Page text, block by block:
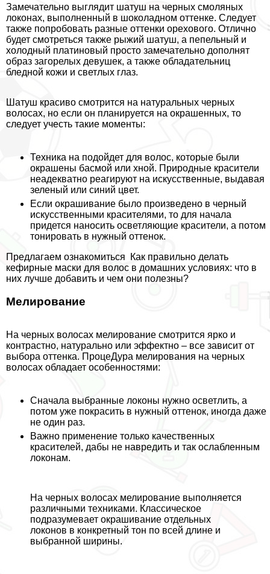
Замечательно выглядит шатуш на черных смоляных
локонах, выполненный в шоколадном оттенке. Следует
также попробовать разные оттенки орехового. Отлично
будет смотреться также рыжий шатуш, а пепельный и
холодный платиновый просто замечательно дополнят
образ загорелых дeвyшек, а также обладательниц
бледной кожи и светлых глаз.
Шатуш красиво смотрится на натуральных черных
волосах, но если он планируется на окрашенных, то
следует учесть такие моменты:
Техника на подойдет для волос, которые были
окрашены басмой или хной. Природные красители
неадекватно реагируют на искусственные, выдавая
зеленый или синий цвет.
Если окрашивание было произведено в черный
искусственными красителями, то для начала
придется наносить осветляющие красители, а потом
тонировать в нужный оттенок.
Предлагаем ознакомиться
Как правильно делать
кефирные маски для волос в домашних условиях: что в
них лучше добавить и чем они полезны?
Мелирование
На черных волосах мелирование смотрится ярко и
контрастно, натурально или эффектно – все зависит от
выбора оттенка. ПроцеДypa мелирования на черных
волосах обладает особенностями:
Сначала выбранные локоны нужно осветлить, а
потом уже покрасить в нужный оттенок, иногда даже
не один раз.
Важно применение только качественных
красителей, дабы не навредить и так ослабленным
локонам.
На черных волосах мелирование выполняется
различными техниками. Классическое
подразумевает окрашивание отдельных
локонов в конкретный тон по всей длине и
выбранной ширины.